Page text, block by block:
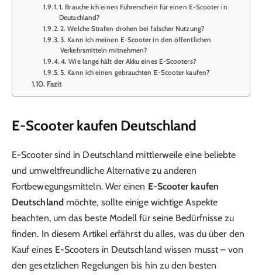
1. Brauche ich einen Führerschein für einen E-Scooter in
Deutschland?
2. Welche Strafen drohen bei falscher Nutzung?
3. Kann ich meinen E-Scooter in den öffentlichen
Verkehrsmitteln mitnehmen?
4. Wie lange hält der Akku eines E-Scooters?
5. Kann ich einen gebrauchten E-Scooter kaufen?
Fazit
E-Scooter kaufen Deutschland
E-Scooter sind in Deutschland mittlerweile eine beliebte
und umweltfreundliche Alternative zu anderen
Fortbewegungsmitteln. Wer einen E-Scooter kaufen
Deutschlandmöchte, sollte einige wichtige Aspekte
beachten, um das beste Modell für seine Bedürfnisse zu
finden. In diesem Artikel erfährst du alles, was du über den
Kauf eines E-Scooters in Deutschland wissen musst – von
den gesetzlichen Regelungen bis hin zu den besten